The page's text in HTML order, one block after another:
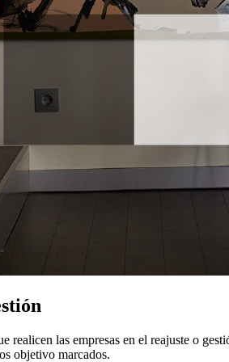
realicen las empresas en el reajuste o
objetivo marcados.